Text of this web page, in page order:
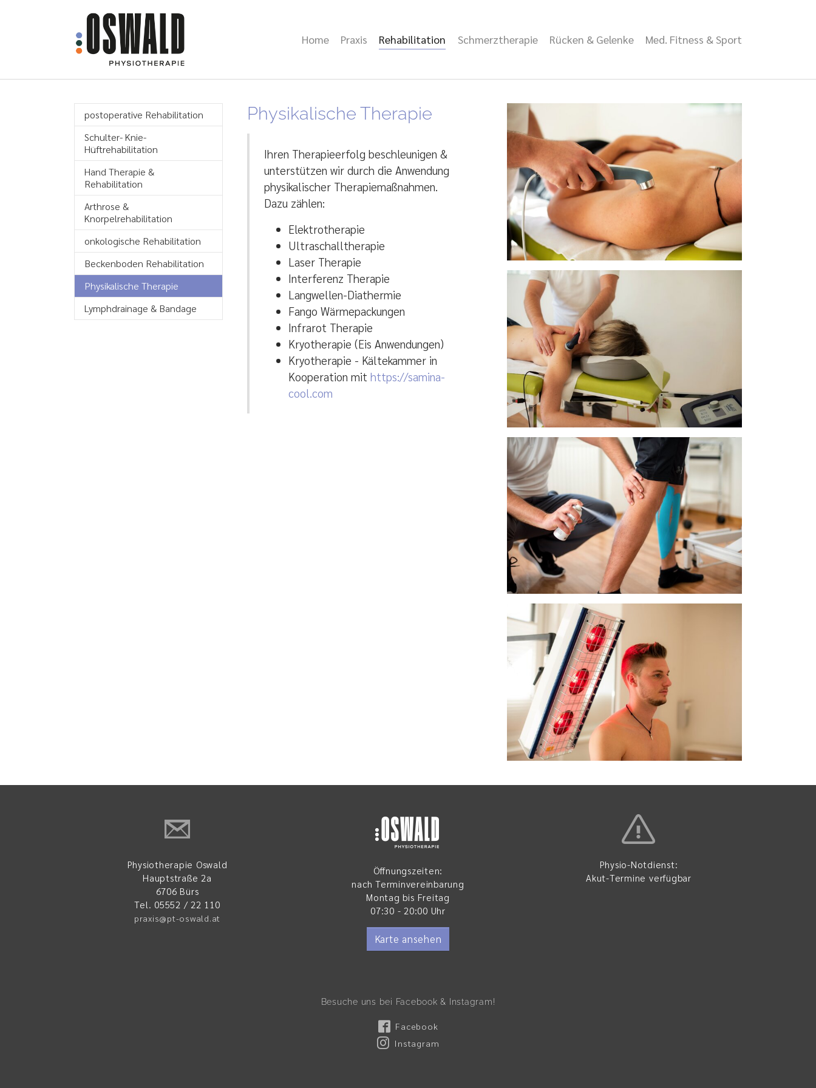
Home Praxis Rehabilitation Schmerztherapie Rücken & Gelenke Med. Fitness & Sport
postoperative Rehabilitation
Schulter- Knie-
Hüftrehabilitation
Hand Therapie &
Rehabilitation
Arthrose &
Knorpelrehabilitation
onkologische Rehabilitation
Beckenboden Rehabilitation
Physikalische Therapie
Lymphdrainage & Bandage
Physikalische Therapie
Ihren Therapieerfolg beschleunigen &
unterstützen wir durch die Anwendung
physikalischer Therapiemaßnahmen.
Dazu zählen:
Elektrotherapie
Ultraschalltherapie
Laser Therapie
Interferenz Therapie
Langwellen-Diathermie
Fango Wärmepackungen
Infrarot Therapie
Kryotherapie (Eis Anwendungen)
Kryotherapie - Kältekammer in
Kooperation mit https://samina-
cool.com
Physiotherapie Oswald
Hauptstraße 2a
6706 Bürs
Tel. 05552 / 22 110
praxis@pt-oswald.at
Öffnungszeiten:
nach Terminvereinbarung
Montag bis Freitag
07:30 - 20:00 Uhr
Karte ansehen
Besuche uns bei Facebook & Instagram!
Facebook
Instagram
Physio-Notdienst:
Akut-Termine verfügbar